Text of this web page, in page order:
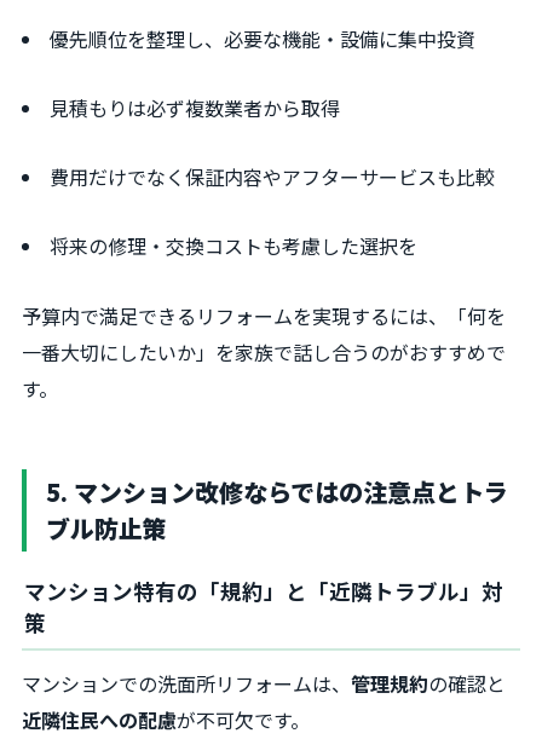
優先順位を整理し、必要な機能・設備に集中投資
見積もりは必ず複数業者から取得
費用だけでなく保証内容やアフターサービスも比較
将来の修理・交換コストも考慮した選択を
予算内で満足できるリフォームを実現するには、「何を
一番大切にしたいか」を家族で話し合うのがおすすめで
す。
5. マンション改修ならではの注意点とトラ
ブル防止策
マンション特有の「規約」と「近隣トラブル」対
策
マンションでの洗面所リフォームは、 管理規約の確認と
近隣住民への配慮が不可欠です。